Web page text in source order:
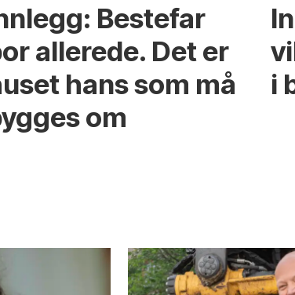
Bestefar
allerede. Det er
hans som må
om
i